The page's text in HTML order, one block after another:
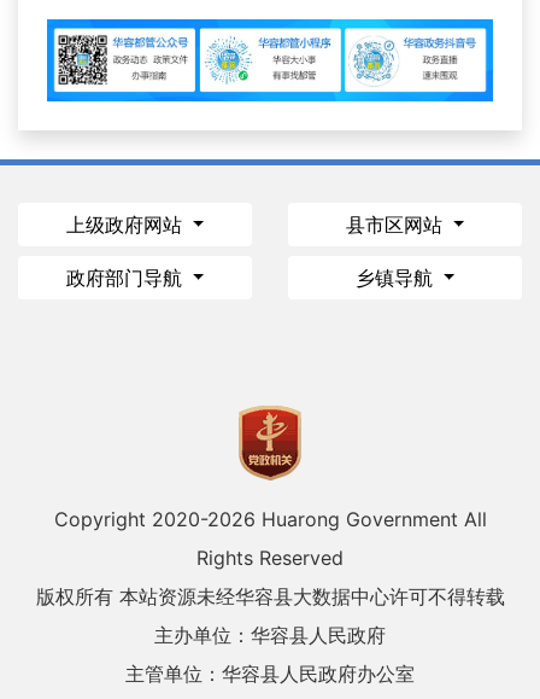
上级政府网站 县市区网站
政府部门导航 乡镇导航
Copyright 2020-2026 Huarong Government All
Rights Reserved
版权所有 本站资源未经华容县大数据中心许可不得转载
主办单位：华容县人民政府
主管单位：华容县人民政府办公室